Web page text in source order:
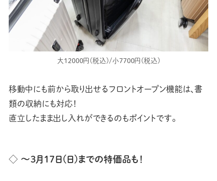
大12000円(税込)/小7700円(税込)
移動中にも前から取り出せるフロントオープン機能は、書
類の収納にも対応！
直立したまま出し入れができるのもポイントです。
◇ 〜3月17日(日)までの特価品も！